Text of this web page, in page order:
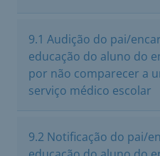
9.1 Audição do pai/
educação do aluno do
por não comparecer a
serviço médico escolar
9.2 Notificação do pai/